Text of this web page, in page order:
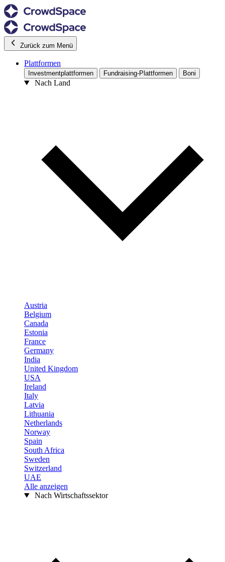
Zurück zum Menü
Plattformen
Investmentplattformen Fundraising-Plattformen Boni
Nach Land
Austria
Belgium
Canada
Estonia
France
Germany
India
United Kingdom
USA
Ireland
Italy
Latvia
Lithuania
Netherlands
Norway
Spain
South Africa
Sweden
Switzerland
UAE
Alle anzeigen
Nach Wirtschaftssektor